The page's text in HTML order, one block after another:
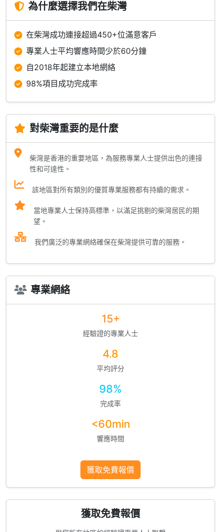
為什麼選擇我們在柴灣
在柴灣成功連接超過450+位滿意客戶
專業人士平均響應時間少於60分鐘
自2018年起建立本地網絡
98%項目成功完成率
對柴灣重要的是什麼
柴灣是香港的重要地區，為服務專業人士提供出色的連接
性和可達性。
該地區對所有類別的優質專業服務都有持續的需求。
當地專業人士保持高標準，以滿足挑剔的柴灣居民的期
望。
我們廣泛的專業網絡確保在柴灣提供可靠的服務。
專業網絡
15+
經驗證的專業人士
4.8
平均評分
98%
完成率
<60min
響應時間
獲取免費報價
獲取免費報價